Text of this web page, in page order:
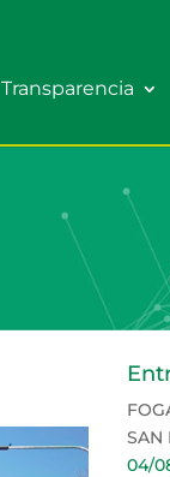
Transparencia
SAN
04/